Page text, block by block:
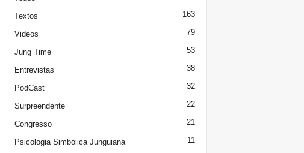
Textos 163
Videos 79
Jung Time 53
Entrevistas 38
PodCast 32
Surpreendente 22
Congresso 21
Psicologia Simbólica Junguiana 11